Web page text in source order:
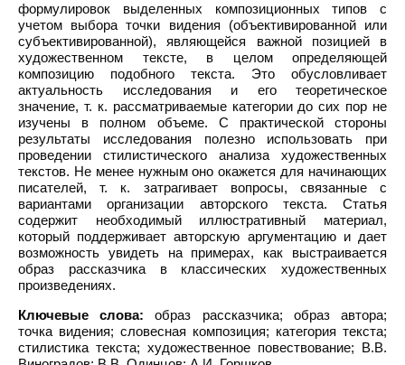
формулировок выделенных композиционных типов с
учетом выбора точки видения (объективированной или
субъективированной), являющейся важной позицией в
художественном тексте, в целом определяющей
композицию подобного текста. Это обусловливает
актуальность исследования и его теоретическое
значение, т. к. рассматриваемые категории до сих пор не
изучены в полном объеме. С практической стороны
результаты исследования полезно использовать при
проведении стилистического анализа художественных
текстов. Не менее нужным оно окажется для начинающих
писателей, т. к. затрагивает вопросы, связанные с
вариантами организации авторского текста. Статья
содержит необходимый иллюстративный материал,
который поддерживает авторскую аргументацию и дает
возможность увидеть на примерах, как выстраивается
образ рассказчика в классических художественных
произведениях.
Ключевые слова: образ рассказчика; образ автора;
точка видения; словесная композиция; категория текста;
стилистика текста; художественное повествование; В.В.